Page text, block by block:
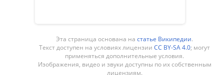
Эта страница основана на статье Википедии.
Текст доступен на условиях лицензии CC BY-SA 4.0; могут
применяться дополнительные условия.
Изображения, видео и звуки доступны по их собственным
лицензиям.